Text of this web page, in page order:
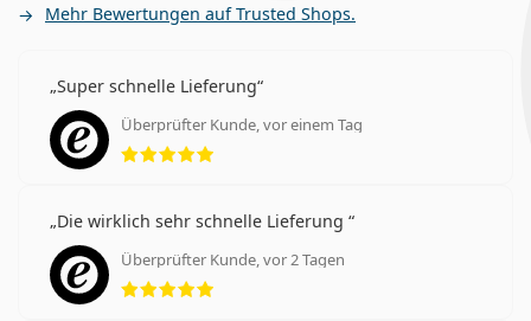
Mehr Bewertungen auf Trusted Shops.
Super schnelle Lieferung
Überprüfter Kunde, vor einem Tag
Bewertung 5 aus 5
Die wirklich sehr schnelle Lieferung
Überprüfter Kunde, vor 2 Tagen
Bewertung 5 aus 5